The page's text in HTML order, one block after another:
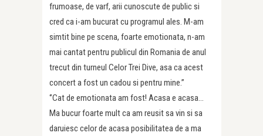
frumoase, de varf, arii cunoscute de public si
cred ca i-am bucurat cu programul ales. M-am
simtit bine pe scena, foarte emotionata, n-am
mai cantat pentru publicul din Romania de anul
trecut din turneul Celor Trei Dive, asa ca acest
concert a fost un cadou si pentru mine.’’
‘’Cat de emotionata am fost! Acasa e acasa…
Ma bucur foarte mult ca am reusit sa vin si sa
daruiesc celor de acasa posibilitatea de a ma